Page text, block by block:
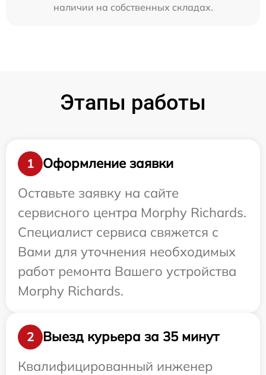
наличии на собственных складах.
Этапы работы
1
Оформление заявки
Оставьте заявку на сайте
сервисного центра Morphy Richards.
Специалист сервиса свяжется с
Вами для уточнения необходимых
работ ремонта Вашего устройства
Morphy Richards.
2
Выезд курьера за 35 минут
Квалифицированный инженер